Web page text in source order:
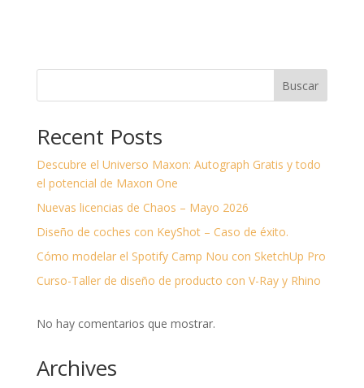
Buscar
Recent Posts
Descubre el Universo Maxon: Autograph Gratis y todo
el potencial de Maxon One
Nuevas licencias de Chaos – Mayo 2026
Diseño de coches con KeyShot – Caso de éxito.
Cómo modelar el Spotify Camp Nou con SketchUp Pro
Curso-Taller de diseño de producto con V-Ray y Rhino
No hay comentarios que mostrar.
Archives